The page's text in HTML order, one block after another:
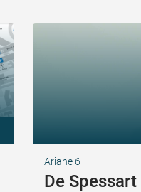
Ariane 6
De